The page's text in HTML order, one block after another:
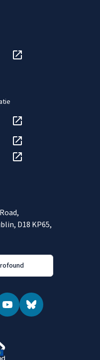
D18 KP65,